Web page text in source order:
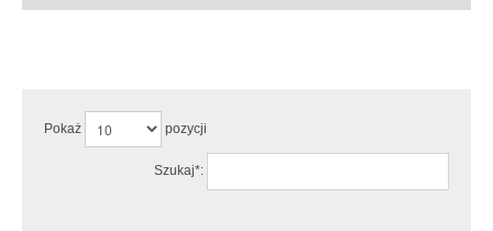
Pokaż pozycji
Szukaj*: